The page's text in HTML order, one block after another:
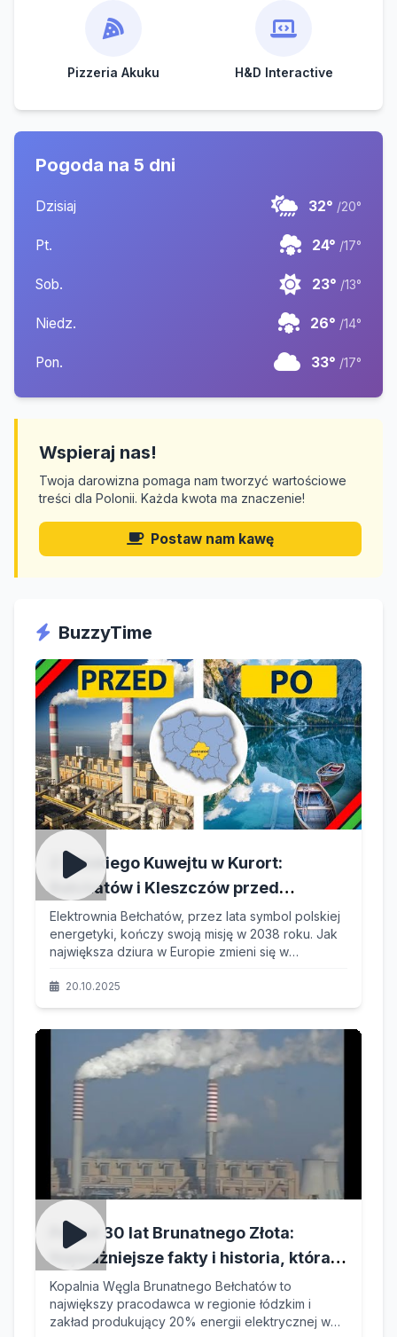
Pizzeria Akuku H&D Interactive
Pogoda na 5 dni
Dzisiaj 32° /20°
Pt. 24° /17°
Sob. 23° /13°
Niedz. 26° /14°
Pon. 33° /17°
Wspieraj nas!
Twoja darowizna pomaga nam tworzyć wartościowe
treści dla Polonii. Każda kwota ma znaczenie!
Postaw nam kawę
BuzzyTime
Z Polskiego Kuwejtu w Kurort:
Bełchatów i Kleszczów przed
największą transformacją w Europie
Elektrownia Bełchatów, przez lata symbol polskiej
energetyki, kończy swoją misję w 2038 roku. Jak
największa dziura w Europie zmieni się w
turystów z całego kontynentu?
20.10.2025
Ponad 30 lat Brunatnego Złota:
Najważniejsze fakty i historia, która
ukształtowała Bełchatów i polską
energetykę!
Kopalnia Węgla Brunatnego Bełchatów to
największy pracodawca w regionie łódzkim i
zakład produkujący 20% energii elektrycznej w